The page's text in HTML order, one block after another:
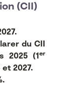
(CII)
du CII
2025 (1er
2027.